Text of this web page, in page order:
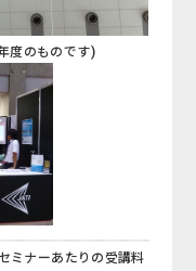
度のものです)
ミナーあたりの受講料